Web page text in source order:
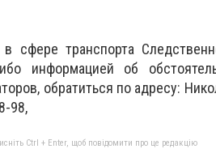
сфере транспорта
информацией об
обратиться по адресу:
98,
Ctrl + Enter, щоб повідомити про це редакцію